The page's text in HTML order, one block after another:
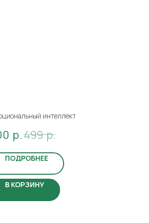
интеллект
р.499 р.
ПОДРОБНЕЕ
В КОРЗИНУ